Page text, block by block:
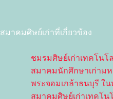
สมาคมศิษย์เก่าที่เกี่ยวข้อง
ชมรมศิษย์เก่าเทคโนโ
สมาคมนักศึกษาเก่าม
พระจอมเกล้าธนบุรี ใ
สมาคมศิษย์เก่าเทคโน